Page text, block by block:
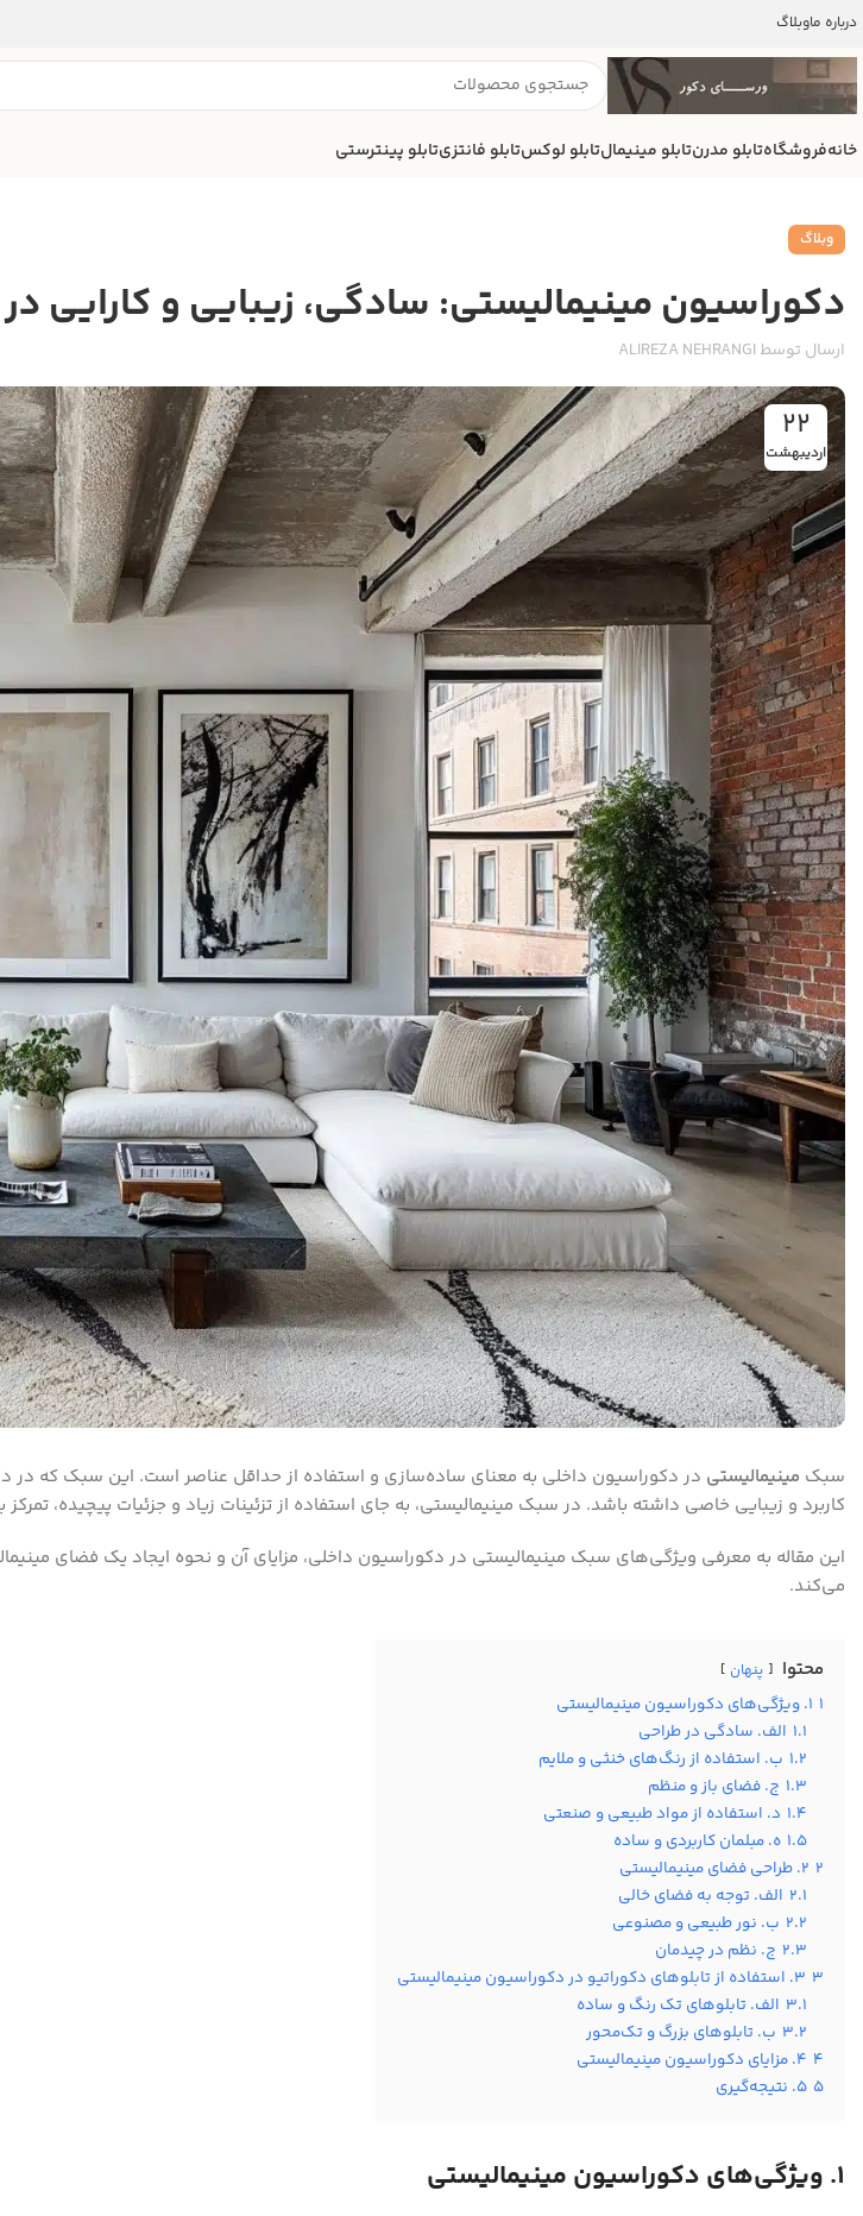
درباره ماوبلاگ
خانهفروشگاهتابلو مدرنتابلو مینیمالتابلو لوکستابلو فانتزیتابلو پینترستی
وبلاگ
دکوراسیون مینیمالیستی: سادگی، زیبایی و کارایی
ارسال توسط ALIREZA NEHRANGI
22
اردیبهشت
سبک مینیمالیستی در دکوراسیون داخلی به معنای ساده‌سازی و استفاده از حداقل عناصر است. این سبک که در
کاربرد و زیبایی خاصی داشته باشد. در سبک مینیمالیستی، به جای استفاده از تزئینات زیاد و جزئیات پیچیده،
این مقاله به معرفی ویژگی‌های سبک مینیمالیستی در دکوراسیون داخلی، مزایای آن و نحوه ایجاد یک فضای
می‌کند.
محتوا پنهان
1 1. ویژگی‌های دکوراسیون مینیمالیستی
1.1 الف. سادگی در طراحی
1.2 ب. استفاده از رنگ‌های خنثی و ملایم
1.3 ج. فضای باز و منظم
1.4 د. استفاده از مواد طبیعی و صنعتی
1.5 ه. مبلمان کاربردی و ساده
2 2. طراحی فضای مینیمالیستی
2.1 الف. توجه به فضای خالی
2.2 ب. نور طبیعی و مصنوعی
2.3 ج. نظم در چیدمان
3 3. استفاده از تابلوهای دکوراتیو در دکوراسیون مینیمالیستی
3.1 الف. تابلوهای تک رنگ و ساده
3.2 ب. تابلوهای بزرگ و تک‌محور
4 4. مزایای دکوراسیون مینیمالیستی
5 5. نتیجه‌گیری
1. ویژگی‌های دکوراسیون مینیمالیستی